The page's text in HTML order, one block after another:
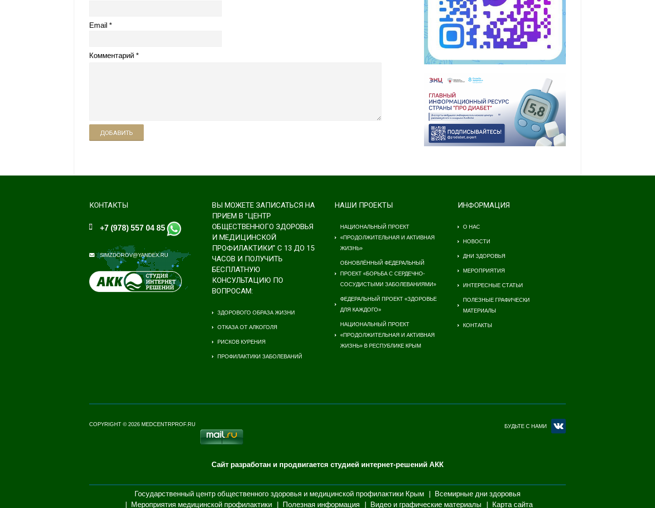
Email
Комментарий
ДОБАВИТЬ
КОНТАКТЫ
+7 (978) 557 04 85
SIMZDOROV@YANDEX.RU
ВЫ МОЖЕТЕ ЗАПИСАТЬСЯ НА
ПРИЕМ В "ЦЕНТР
ОБЩЕСТВЕННОГО ЗДОРОВЬЯ
И МЕДИЦИНСКОЙ
ПРОФИЛАКТИКИ" С 13 ДО 15
ЧАСОВ И ПОЛУЧИТЬ
БЕСПЛАТНУЮ
КОНСУЛЬТАЦИЮ ПО
ВОПРОСАМ:
ЗДОРОВОГО ОБРАЗА ЖИЗНИ
ОТКАЗА ОТ АЛКОГОЛЯ
РИСКОВ КУРЕНИЯ
ПРОФИЛАКТИКИ ЗАБОЛЕВАНИЙ
НАШИ ПРОЕКТЫ
НАЦИОНАЛЬНЫЙ ПРОЕКТ
«ПРОДОЛЖИТЕЛЬНАЯ И АКТИВНАЯ
ЖИЗНЬ»
ОБНОВЛЁННЫЙ ФЕДЕРАЛЬНЫЙ
ПРОЕКТ «БОРЬБА С СЕРДЕЧНО-
СОСУДИСТЫМИ ЗАБОЛЕВАНИЯМИ»
ФЕДЕРАЛЬНЫЙ ПРОЕКТ «ЗДОРОВЬЕ
ДЛЯ КАЖДОГО»
НАЦИОНАЛЬНЫЙ ПРОЕКТ
«ПРОДОЛЖИТЕЛЬНАЯ И АКТИВНАЯ
ЖИЗНЬ» В РЕСПУБЛИКЕ КРЫМ
ИНФОРМАЦИЯ
О НАС
НОВОСТИ
ДНИ ЗДОРОВЬЯ
МЕРОПРИЯТИЯ
ИНТЕРЕСНЫЕ СТАТЬИ
ПОЛЕЗНЫЕ ГРАФИЧЕСКИ
МАТЕРИАЛЫ
КОНТАКТЫ
COPYRIGHT © 2026 MEDCENTRPROF.RU БУДЬТЕ С НАМИ
Сайт разработан и продвигается студией интернет-решений АКК
Государственный центр общественного здоровья и медицинской профилактики Крым
Всемирные дни здоровья
Мероприятия медицинской профилактики
Полезная информация Видео и графические материалы Карта сайта